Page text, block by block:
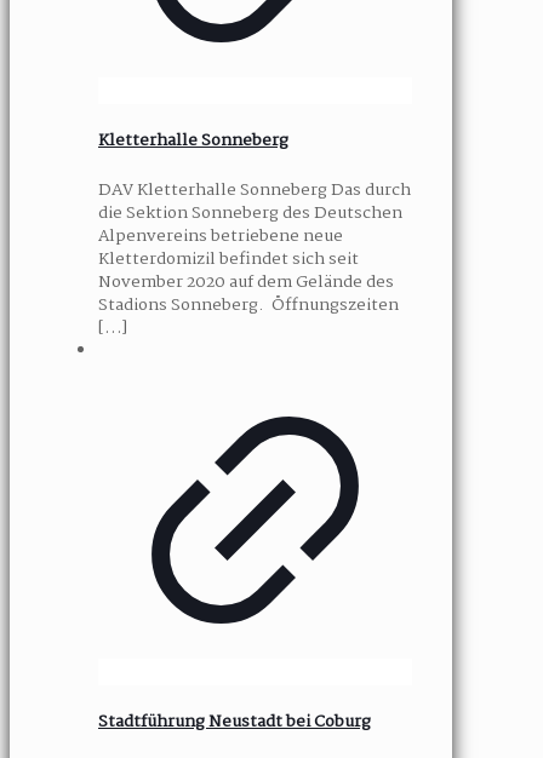
Kletterhalle Sonneberg
DAV Kletterhalle Sonneberg Das durch
die Sektion Sonneberg des Deutschen
Alpenvereins betriebene neue
Kletterdomizil befindet sich seit
November 2020 auf dem Gelände des
Stadions Sonneberg. Öffnungszeiten
[…]
Stadtführung Neustadt bei Coburg